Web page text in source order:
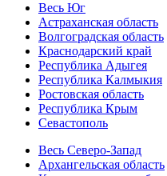
Весь Юг
Астраханская область
Волгоградская область
Краснодарский край
Республика Адыгея
Республика Калмыкия
Ростовская область
Республика Крым
Севастополь
Весь Северо-Запад
Архангельская область